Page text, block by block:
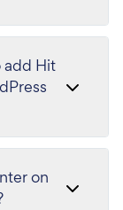
add Hit
on